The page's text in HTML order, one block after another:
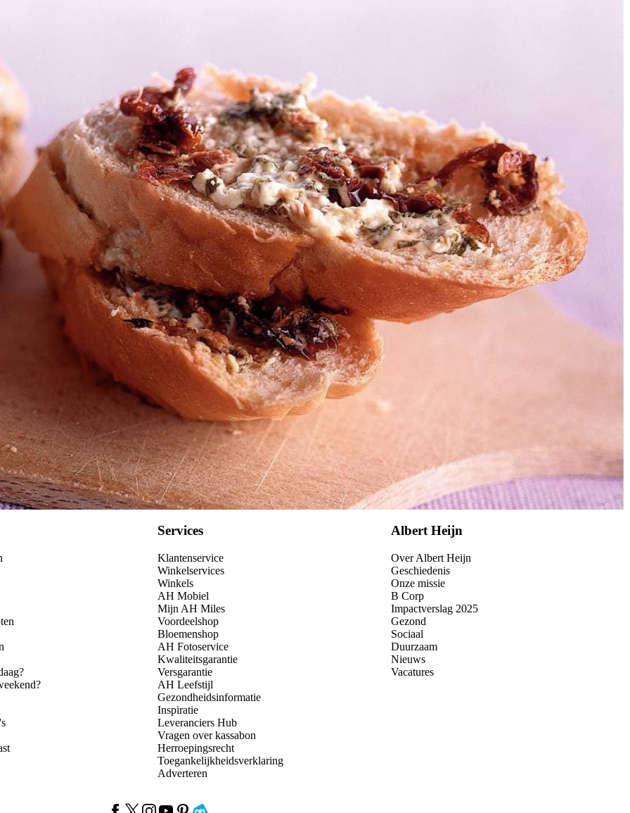
Kies producten
Services
Klantenservice
Winkelservices
Winkels
AH Mobiel
Mijn AH Miles
Voordeelshop
Bloemenshop
AH Fotoservice
Kwaliteitsgarantie
Versgarantie
AH Leefstijl
Gezondheidsinformatie
Inspiratie
Leveranciers Hub
Vragen over kassabon
Herroepingsrecht
Toegankelijkheidsverklaring
Adverteren
Albert Heijn
Over Albert Heijn
Geschiedenis
Onze missie
B Corp
Impactverslag 2025
Gezond
Sociaal
Duurzaam
Nieuws
Vacatures